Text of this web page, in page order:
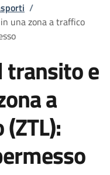
/
una zona a traffico
transito e
a